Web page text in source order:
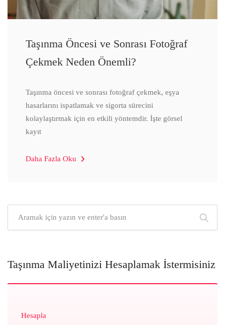
Taşınma Öncesi ve Sonrası Fotoğraf
Çekmek Neden Önemli?
Taşınma öncesi ve sonrası fotoğraf çekmek, eşya
hasarlarını ispatlamak ve sigorta sürecini
kolaylaştırmak için en etkili yöntemdir. İşte görsel
kayıt
Daha Fazla Oku
Taşınma Maliyetinizi Hesaplamak İstermisiniz
Hesapla